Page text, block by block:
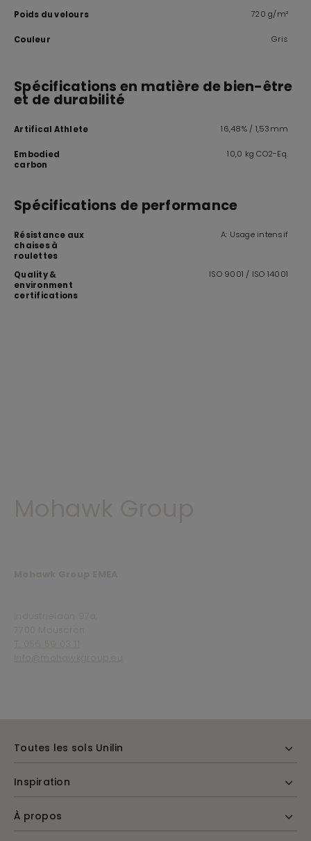
Poids du velours 720 g/m²
Couleur Gris
Spécifications en matière de bien-être
et de durabilité
Artifical Athlete 16,48% / 1,53mm
Embodied
carbon
10,0 kg CO2-Eq.
Spécifications de performance
Résistance aux
chaises à
roulettes
A: Usage intensif
Quality &
environment
certifications
ISO 9001 / ISO 14001
Toutes les sols Unilin
Inspiration
À propos